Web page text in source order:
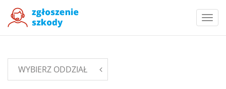
WYBIERZ ODDZIAŁ